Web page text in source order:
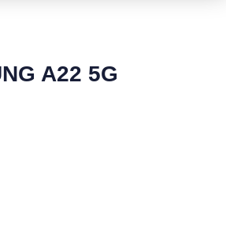
A22 5G